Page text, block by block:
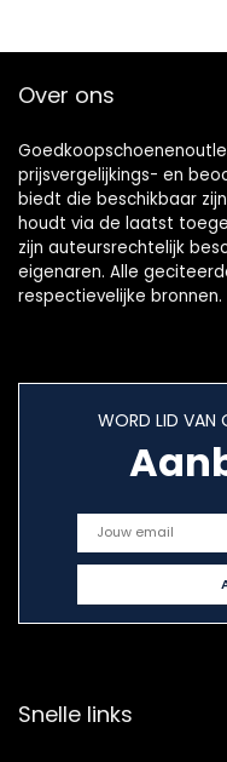
Over ons
prijsvergelijkings- en
biedt die beschikbaar
houdt via de laatst
zijn auteursrechtelijk
eigenaren. Alle
respectievelijke bronnen.
WORD LID VAN
Snelle links